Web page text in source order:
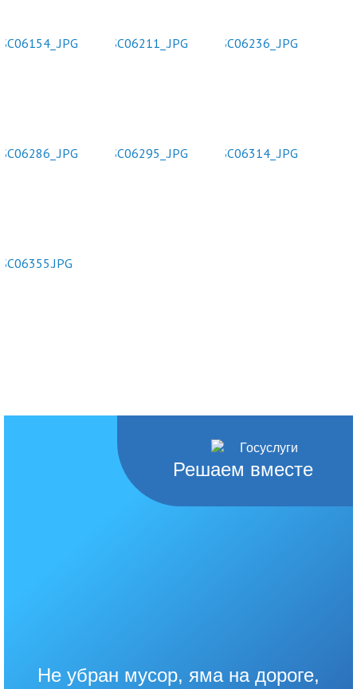
Решаем вместе
Не убран мусор, яма на дороге,